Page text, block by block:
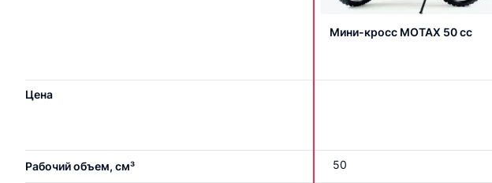
Мини-кросс MOTAX 50 cc
Цена
Рабочий объем, см³ 50